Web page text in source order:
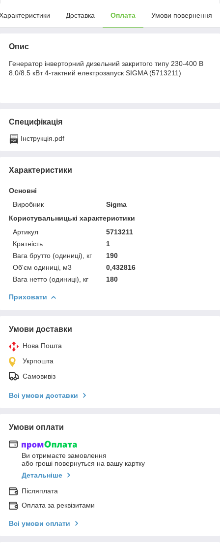
Доставка Оплата Умови повернення
Опис
Генератор інверторний дизельний закритого типу 230-400 В
8.0/8.5 кВт 4-тактний електрозапуск SIGMA (5713211)
Специфікація
Інструкція.pdf
Характеристики
Основні
Виробник
Sigma
Користувальницькі характеристики
Артикул
5713211
Кратність
1
Вага брутто (одиниці), кг
190
Об'єм одиниці, м3
0,432816
Вага нетто (одиниці), кг
180
Приховати
Умови доставки
Нова Пошта
Укрпошта
Самовивіз
Всі умови доставки
Умови оплати
Ви отримаєте замовлення
або гроші повернуться на вашу картку
Детальніше
Післяплата
Оплата за реквізитами
Всі умови оплати